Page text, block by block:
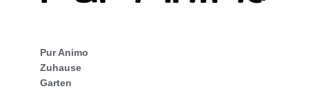
Pur Animo
Zuhause
Garten